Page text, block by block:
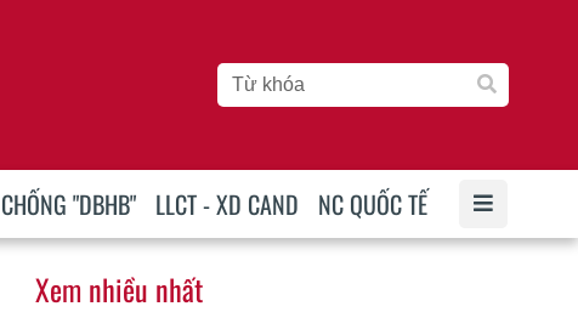
CHỐNG "DBHB" LLCT - XD CAND NC QUỐC TẾ
Xem nhiều nhất